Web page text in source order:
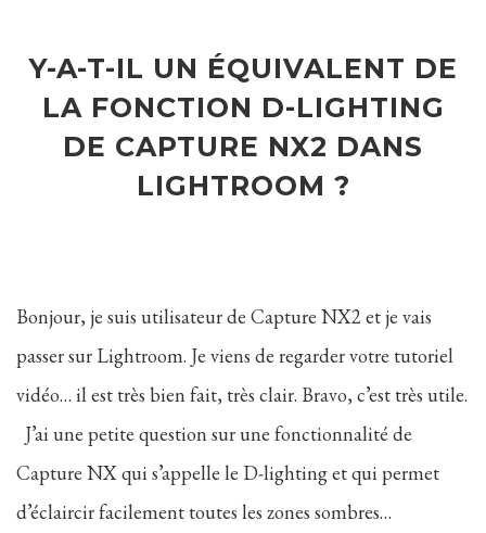
Y-A-T-IL UN ÉQUIVALENT DE
LA FONCTION D-LIGHTING
DE CAPTURE NX2 DANS
LIGHTROOM ?
Bonjour, je suis utilisateur de Capture NX2 et je vais
passer sur Lightroom. Je viens de regarder votre tutoriel
vidéo… il est très bien fait, très clair. Bravo, c’est très utile.
J’ai une petite question sur une fonctionnalité de
Capture NX qui s’appelle le D-lighting et qui permet
d’éclaircir facilement toutes les zones sombres…